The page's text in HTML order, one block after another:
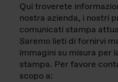
Qui troverete
nostra azienda, i nostri
comunicati stampa
Saremo lieti di fornirvi
immagini su misura per
stampa. Per favore
scopo a: